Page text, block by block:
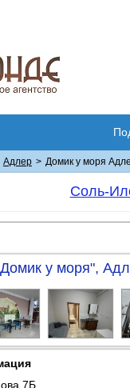
Адлер > Домик у моря
Соль-
у моря",
7Б